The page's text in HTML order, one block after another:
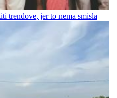
trendove, jer to nema smisla